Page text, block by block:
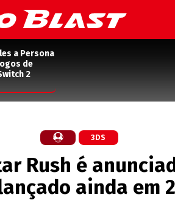
a Persona
de
2
3DS
Rush é
ainda em